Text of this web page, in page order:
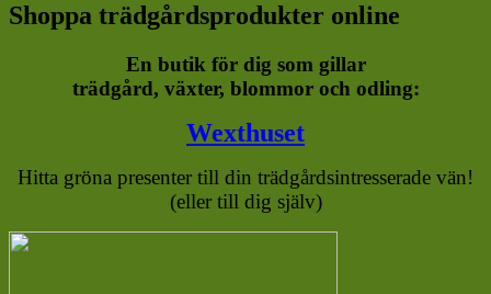
Shoppa trädgårdsprodukter online
En butik för dig som gillar
trädgård, växter, blommor och odling:
Wexthuset
Hitta gröna presenter till din trädgårdsintresserade vän!
(eller till dig själv)